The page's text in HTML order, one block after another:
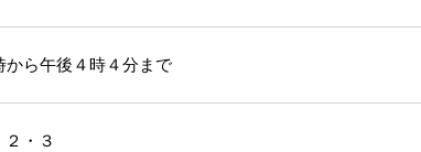
から午後４時４分まで
・３